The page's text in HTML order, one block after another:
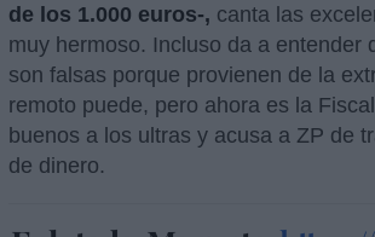
de los 1.000 euros-, canta las
muy hermoso. Incluso da a entender
son falsas porque provienen de la
remoto puede, pero ahora es la
buenos a los ultras y acusa a ZP de
de dinero.